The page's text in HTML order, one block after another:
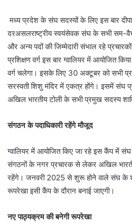
मध्य प्रदेश के संघ सदस्यों के लिए इस बार
दरअसलराष्ट्रीय स्वयंसेवक संघ के सभी सम-
और अन्य पदों की जिम्मेदारी संभाल रहे
प्रशिक्षण वर्ग इस बार ग्वालियर में आयोजित
वर्ग चलेगा। इसके लिए 30 अक्टूबर को सभी
सरस्वती शिशु मंदिर में एकत्र होंगे। इसमें संघ
अखिल भारतीय टोली के सभी प्रमुख सदस्य
संगठन के पदाधिकारी रहेंगे मौजूद
ग्वालियर में आयोजित किए जा रहे इस कैंप में
संगठनों के नगर प्रचारक से लेकर अखिल
रहेंगे। जनवरी 2025 से शुरू होने वाले संघ के
रूपरेखा इसी कैंप के दौरान बनाई जाएगी।
नए पाठ्यक्रम की बनेगी रूपरेखा